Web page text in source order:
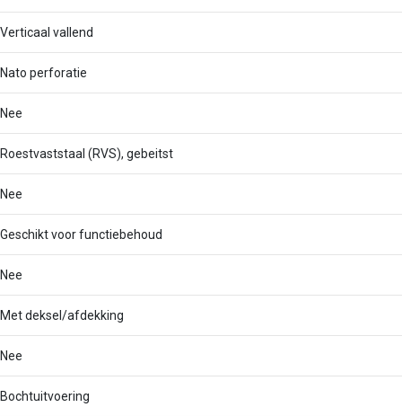
Verticaal vallend
Nato perforatie
Nee
Roestvaststaal (RVS), gebeitst
Nee
Geschikt voor functiebehoud
Nee
Met deksel/afdekking
Nee
Bochtuitvoering